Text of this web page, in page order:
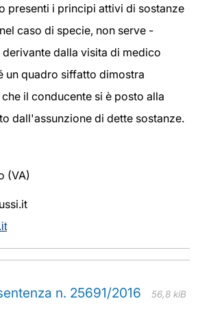
presenti i principi attivi di sostanze
caso di specie, non serve -
dalla visita di medico
un quadro siffatto dimostra
il conducente si è posto alla
dall'assunzione di dette sostanze.
(VA)
n. 25691/2016 56,8 kiB